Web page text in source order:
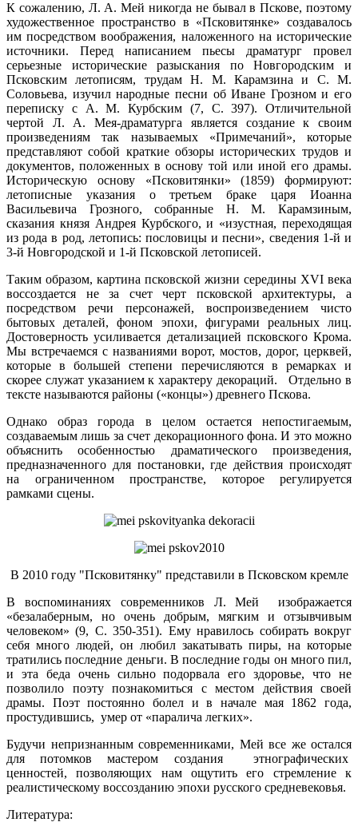
К сожалению, Л. А. Мей никогда не бывал в Пскове, поэтому
художественное пространство в «Псковитянке» создавалось
им посредством воображения, наложенного на исторические
источники. Перед написанием пьесы драматург провел
серьезные исторические разыскания по Новгородским и
Псковским летописям, трудам Н. М. Карамзина и С. М.
Соловьева, изучил народные песни об Иване Грозном и его
переписку с А. М. Курбским (7, С. 397). Отличительной
чертой Л. А. Мея-драматурга является создание к своим
произведениям так называемых «Примечаний», которые
представляют собой краткие обзоры исторических трудов и
документов, положенных в основу той или иной его драмы.
Историческую основу «Псковитянки» (1859) формируют:
летописные указания о третьем браке царя Иоанна
Васильевича Грозного, собранные Н. М. Карамзиным,
сказания князя Андрея Курбского, и «изустная, переходящая
из рода в род, летопись: пословицы и песни», сведения 1-й и
3-й Новгородской и 1-й Псковской летописей.
Таким образом, картина псковской жизни середины XVI века
воссоздается не за счет черт псковской архитектуры, а
посредством речи персонажей, воспроизведением чисто
бытовых деталей, фоном эпохи, фигурами реальных лиц.
Достоверность усиливается детализацией псковского Крома.
Мы встречаемся с названиями ворот, мостов, дорог, церквей,
которые в большей степени перечисляются в ремарках и
скорее служат указанием к характеру декораций. Отдельно в
тексте называются районы («концы») древнего Пскова.
Однако образ города в целом остается непостигаемым,
создаваемым лишь за счет декорационного фона. И это можно
объяснить особенностью драматического произведения,
предназначенного для постановки, где действия происходят
на ограниченном пространстве, которое регулируется
рамками сцены.
В 2010 году "Псковитянку" представили в Псковском кремле
В воспоминаниях современников Л. Мей изображается
«безалаберным, но очень добрым, мягким и отзывчивым
человеком» (9, С. 350-351). Ему нравилось собирать вокруг
себя много людей, он любил закатывать пиры, на которые
тратились последние деньги. В последние годы он много пил,
и эта беда очень сильно подорвала его здоровье, что не
позволило поэту познакомиться с местом действия своей
драмы. Поэт постоянно болел и в начале мая 1862 года,
простудившись, умер от «паралича легких».
Будучи непризнанным современниками, Мей все же остался
для потомков мастером создания этнографических
ценностей, позволяющих нам ощутить его стремление к
реалистическому воссозданию эпохи русского средневековья.
Литература: